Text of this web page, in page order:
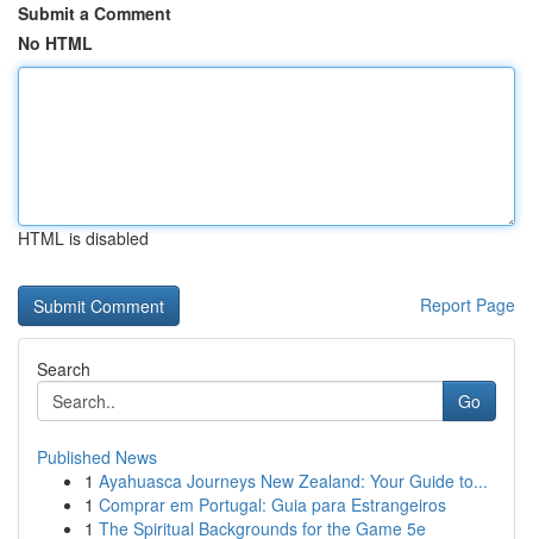
Submit a Comment
No HTML
HTML is disabled
Report Page
Search
Go
Published News
1 Ayahuasca Journeys New Zealand: Your Guide to...
1 Comprar em Portugal: Guia para Estrangeiros
1 The Spiritual Backgrounds for the Game 5e